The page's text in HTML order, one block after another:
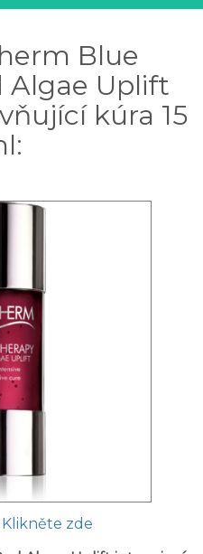
Blue
Algae Uplift
kúra 15
Klikněte zde